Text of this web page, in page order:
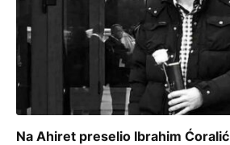
Na Ahiret preselio Ibrahim Ćoralić